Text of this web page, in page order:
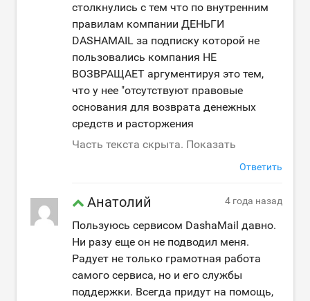
столкнулись с тем что по внутренним
правилам компании ДЕНЬГИ
DASHAMAIL за подписку которой не
пользовались компания НЕ
ВОЗВРАЩАЕТ аргументируя это тем,
что у нее "отсутствуют правовые
основания для возврата денежных
средств и расторжения
Часть текста скрыта. Показать
Ответить
Анатолий 4 года назад
Пользуюсь сервисом DashaMail давно.
Ни разу еще он не подводил меня.
Радует не только грамотная работа
самого сервиса, но и его службы
поддержки. Всегда придут на помощь,